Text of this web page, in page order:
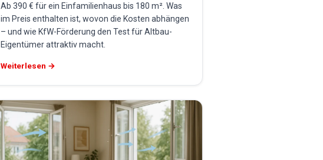
Ab 390 € für ein Einfamilienhaus bis 180 m². Was
im Preis enthalten ist, wovon die Kosten abhängen
– und wie KfW-Förderung den Test für Altbau-
Eigentümer attraktiv macht.
Weiterlesen →